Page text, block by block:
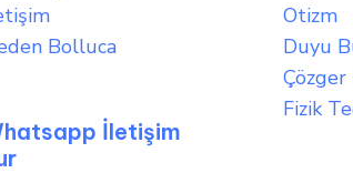
Bolluca
İletişim
Otizm
Duyu
Çözger
Fizik